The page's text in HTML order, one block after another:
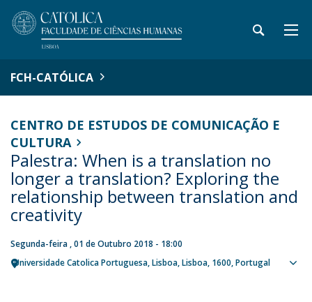
FCH-CATÓLICA
CENTRO DE ESTUDOS DE COMUNICAÇÃO E
CULTURA
Palestra: When is a translation no
longer a translation? Exploring the
relationship between translation and
creativity
Segunda-feira , 01 de Outubro 2018 - 18:00
Universidade Catolica Portuguesa Lisboa Lisboa 1600 Portugal